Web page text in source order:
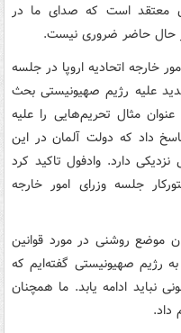
معتقد است که صدای ما در
حال حاضر ضروری نیست.
خارجه اتحادیه اروپا در جلسه
علیه رژیم صهیونیستی بحث
مثال تحریم‌هایی را علیه
داد که دولت آلمان در این
دارد. وادفول تاکید کرد
جلسه وزرای امور خارجه
موضع روشنی در مورد قوانین
رژیم صهیونیستی گفته‌ایم که
نباید ادامه یابد. ما همچنان
داد.